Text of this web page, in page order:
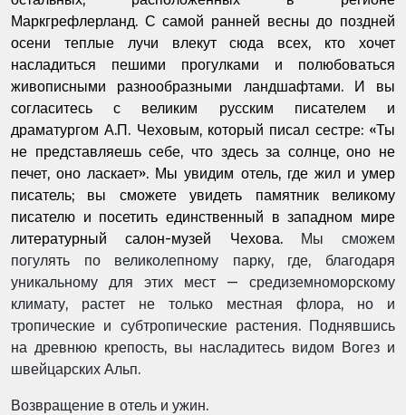
Маркгрефлерланд. С самой ранней весны до поздней
осени теплые лучи влекут сюда всех, кто хочет
насладиться пешими прогулками и полюбоваться
живописными разнообразными ландшафтами. И вы
согласитесь с великим русским писателем и
драматургом А.П. Чеховым, который писал сестре: «Ты
не представляешь себе, что здесь за солнце, оно не
печет, оно ласкает». Мы увидим отель, где жил и умер
писатель; вы сможете увидеть памятник великому
писателю и посетить единственный в западном мире
литературный салон-музей Чехова. Мы сможем
погулять по великолепному парку, где, благодаря
уникальному для этих мест — средиземноморскому
климату, растет не только местная флора, но и
тропические и субтропические растения. Поднявшись
на древнюю крепость, вы насладитесь видом Вогез и
швейцарских Альп.
Возвращение в отель и ужин.